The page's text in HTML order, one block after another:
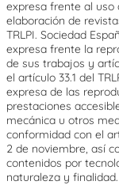
expresa frente al uso
elaboración de
TRLPI. Sociedad
expresa frente la
de sus trabajos y
el artículo 33.1 del
expresa de las
prestaciones
mecánica u otros
conformidad con el
2 de noviembre, así
contenidos por
naturaleza y finalidad.